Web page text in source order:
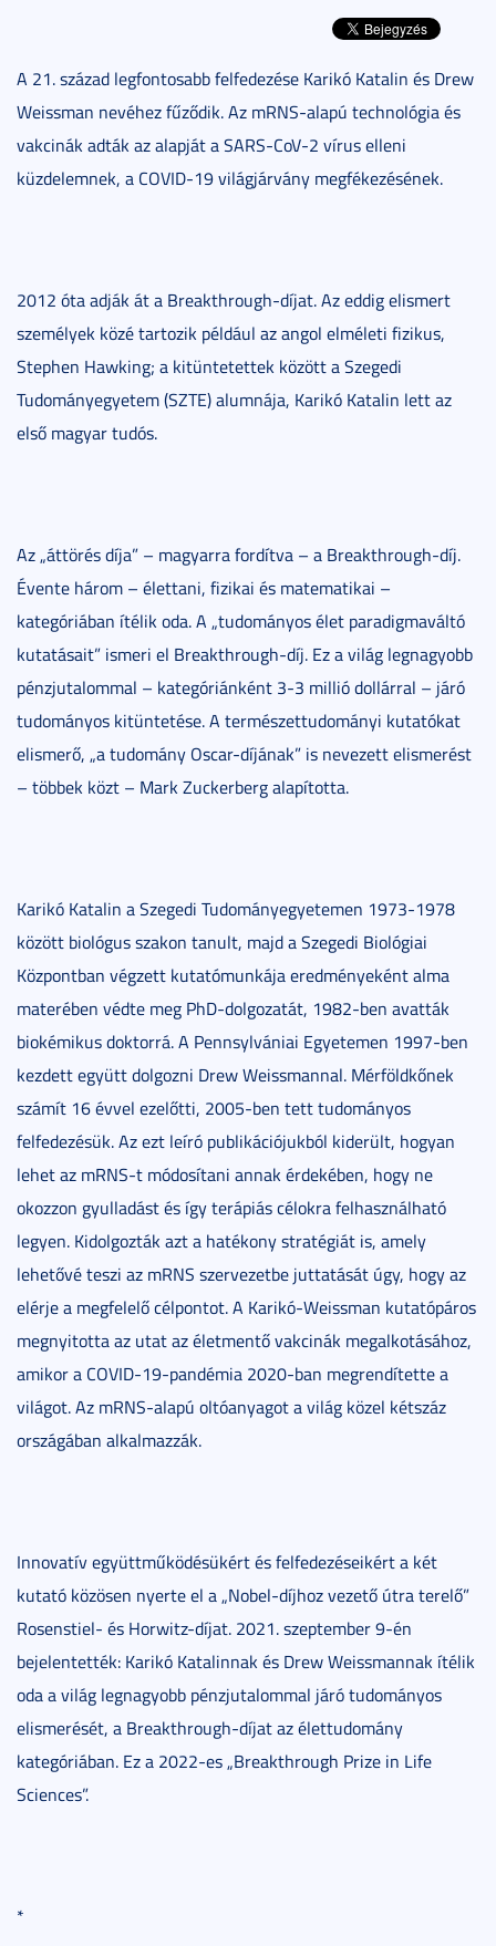
A 21. század legfontosabb felfedezése Karikó Katalin és Drew
Weissman nevéhez fűződik. Az mRNS-alapú technológia és
vakcinák adták az alapját a SARS-CoV-2 vírus elleni
küzdelemnek, a COVID-19 világjárvány megfékezésének.
2012 óta adják át a Breakthrough-díjat. Az eddig elismert
személyek közé tartozik például az angol elméleti fizikus,
Stephen Hawking; a kitüntetettek között a Szegedi
Tudományegyetem (SZTE) alumnája, Karikó Katalin lett az
első magyar tudós.
Az „áttörés díja” – magyarra fordítva – a Breakthrough-díj.
Évente három – élettani, fizikai és matematikai –
kategóriában ítélik oda. A „tudományos élet paradigmaváltó
kutatásait” ismeri el Breakthrough-díj. Ez a világ legnagyobb
pénzjutalommal – kategóriánként 3-3 millió dollárral – járó
tudományos kitüntetése. A természettudományi kutatókat
elismerő, „a tudomány Oscar-díjának” is nevezett elismerést
– többek közt – Mark Zuckerberg alapította.
Karikó Katalin a Szegedi Tudományegyetemen 1973-1978
között biológus szakon tanult, majd a Szegedi Biológiai
Központban végzett kutatómunkája eredményeként alma
materében védte meg PhD-dolgozatát, 1982-ben avatták
biokémikus doktorrá. A Pennsylvániai Egyetemen 1997-ben
kezdett együtt dolgozni Drew Weissmannal. Mérföldkőnek
számít 16 évvel ezelőtti, 2005-ben tett tudományos
felfedezésük. Az ezt leíró publikációjukból kiderült, hogyan
lehet az mRNS-t módosítani annak érdekében, hogy ne
okozzon gyulladást és így terápiás célokra felhasználható
legyen. Kidolgozták azt a hatékony stratégiát is, amely
lehetővé teszi az mRNS szervezetbe juttatását úgy, hogy az
elérje a megfelelő célpontot. A Karikó-Weissman kutatópáros
megnyitotta az utat az életmentő vakcinák megalkotásához,
amikor a COVID-19-pandémia 2020-ban megrendítette a
világot. Az mRNS-alapú oltóanyagot a világ közel kétszáz
országában alkalmazzák.
Innovatív együttműködésükért és felfedezéseikért a két
kutató közösen nyerte el a „Nobel-díjhoz vezető útra terelő”
Rosenstiel- és Horwitz-díjat. 2021. szeptember 9-én
bejelentették: Karikó Katalinnak és Drew Weissmannak ítélik
oda a világ legnagyobb pénzjutalommal járó tudományos
elismerését, a Breakthrough-díjat az élettudomány
kategóriában. Ez a 2022-es „Breakthrough Prize in Life
Sciences”.
*